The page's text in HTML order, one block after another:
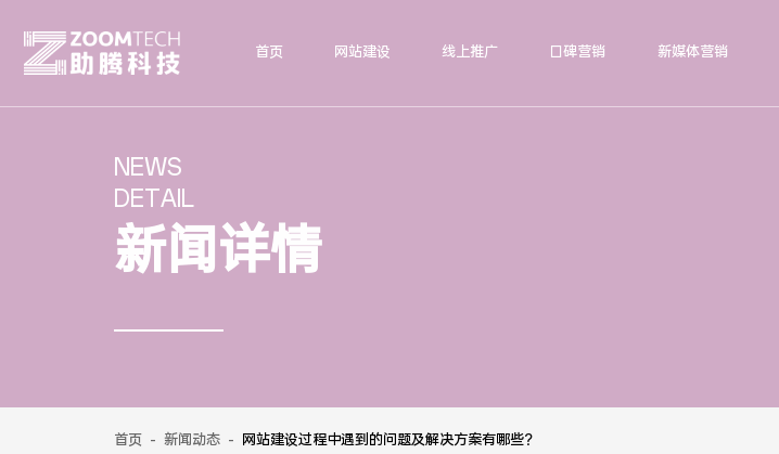
首页 网站建设 线上推广 口碑营销 新媒体营销
NEWS
DETAIL
新闻详情
首页 - 新闻动态 - 网站建设过程中遇到的问题及解决方案有哪些？